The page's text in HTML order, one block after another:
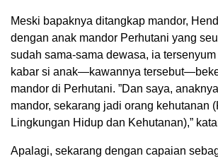
Meski bapaknya ditangkap mandor,
dengan anak mandor Perhutani yang
sudah sama-sama dewasa, ia
kabar si anak—kawannya
mandor di Perhutani. ”Dan saya,
mandor, sekarang jadi orang kehutanan
Lingkungan Hidup dan Kehutanan),”
Apalagi, sekarang dengan capaian